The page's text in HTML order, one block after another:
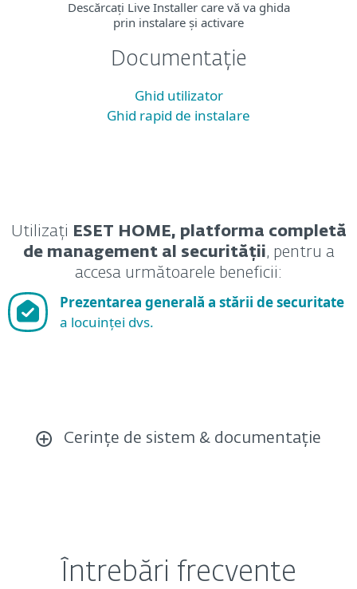
Descărcați Live Installer care vă va ghida
prin instalare și activare
Documentație
Ghid utilizator
Ghid rapid de instalare
Utilizați ESET HOME, platforma completă
de management al securității, pentru a
accesa următoarele beneficii:
Prezentarea generală a stării de securitate
a locuinței dvs.
Cerințe de sistem & documentație
Întrebări frecvente